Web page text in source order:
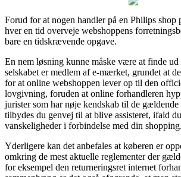
Forud for at nogen handler på en Philips shop
hver en tid overveje webshoppens
bare en tidskrævende opgave.
En nem løsning kunne måske være at finde
selskabet er medlem af e-mærket, grundet at
for at online webshoppen lever op til den
lovgivning, foruden at online forhandleren
jurister som har nøje kendskab til de gældende
tilbydes du genvej til at blive assisteret, ifald
vanskeligheder i forbindelse med din shopping.
Yderligere kan det anbefales at køberen er
omkring de mest aktuelle reglementer der
for eksempel den returneringsret internet